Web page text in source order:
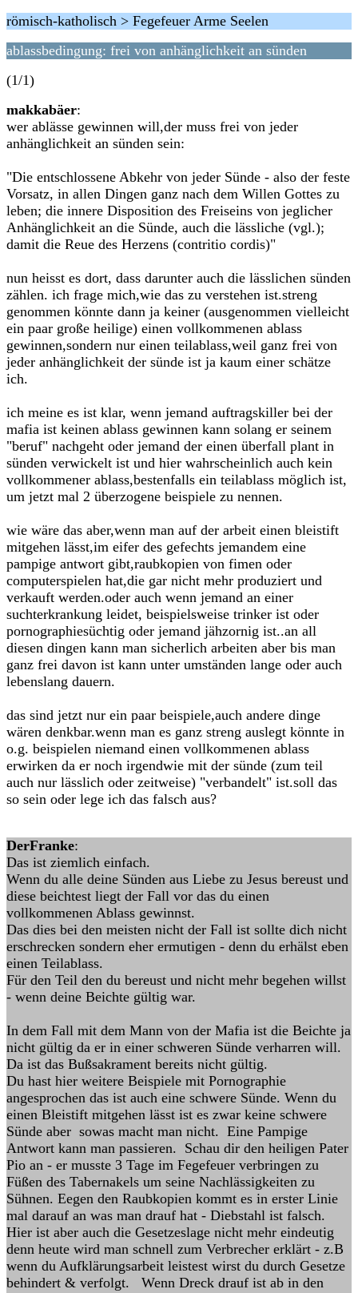
römisch-katholisch > Fegefeuer Arme Seelen
ablassbedingung: frei von anhänglichkeit an sünden
(1/1)
makkabäer:
wer ablässe gewinnen will,der muss frei von jeder
anhänglichkeit an sünden sein:
"Die entschlossene Abkehr von jeder Sünde - also der feste
Vorsatz, in allen Dingen ganz nach dem Willen Gottes zu
leben; die innere Disposition des Freiseins von jeglicher
Anhänglichkeit an die Sünde, auch die lässliche (vgl.);
damit die Reue des Herzens (contritio cordis)"
nun heisst es dort, dass darunter auch die lässlichen sünden
zählen. ich frage mich,wie das zu verstehen ist.streng
genommen könnte dann ja keiner (ausgenommen vielleicht
ein paar große heilige) einen vollkommenen ablass
gewinnen,sondern nur einen teilablass,weil ganz frei von
jeder anhänglichkeit der sünde ist ja kaum einer schätze
ich.
ich meine es ist klar, wenn jemand auftragskiller bei der
mafia ist keinen ablass gewinnen kann solang er seinem
"beruf" nachgeht oder jemand der einen überfall plant in
sünden verwickelt ist und hier wahrscheinlich auch kein
vollkommener ablass,bestenfalls ein teilablass möglich ist,
um jetzt mal 2 überzogene beispiele zu nennen.
wie wäre das aber,wenn man auf der arbeit einen bleistift
mitgehen lässt,im eifer des gefechts jemandem eine
pampige antwort gibt,raubkopien von fimen oder
computerspielen hat,die gar nicht mehr produziert und
verkauft werden.oder auch wenn jemand an einer
suchterkrankung leidet, beispielsweise trinker ist oder
pornographiesüchtig oder jemand jähzornig ist..an all
diesen dingen kann man sicherlich arbeiten aber bis man
ganz frei davon ist kann unter umständen lange oder auch
lebenslang dauern.
das sind jetzt nur ein paar beispiele,auch andere dinge
wären denkbar.wenn man es ganz streng auslegt könnte in
o.g. beispielen niemand einen vollkommenen ablass
erwirken da er noch irgendwie mit der sünde (zum teil
auch nur lässlich oder zeitweise) "verbandelt" ist.soll das
so sein oder lege ich das falsch aus?
DerFranke:
Das ist ziemlich einfach.
Wenn du alle deine Sünden aus Liebe zu Jesus bereust und
diese beichtest liegt der Fall vor das du einen
vollkommenen Ablass gewinnst.
Das dies bei den meisten nicht der Fall ist sollte dich nicht
erschrecken sondern eher ermutigen - denn du erhälst eben
einen Teilablass.
Für den Teil den du bereust und nicht mehr begehen willst
- wenn deine Beichte gültig war.
In dem Fall mit dem Mann von der Mafia ist die Beichte ja
nicht gültig da er in einer schweren Sünde verharren will.
Da ist das Bußsakrament bereits nicht gültig.
Du hast hier weitere Beispiele mit Pornographie
angesprochen das ist auch eine schwere Sünde. Wenn du
einen Bleistift mitgehen lässt ist es zwar keine schwere
Sünde aber sowas macht man nicht. Eine Pampige
Antwort kann man passieren. Schau dir den heiligen Pater
Pio an - er musste 3 Tage im Fegefeuer verbringen zu
Füßen des Tabernakels um seine Nachlässigkeiten zu
Sühnen. Eegen den Raubkopien kommt es in erster Linie
mal darauf an was man drauf hat - Diebstahl ist falsch.
Hier ist aber auch die Gesetzeslage nicht mehr eindeutig
denn heute wird man schnell zum Verbrecher erklärt - z.B
wenn du Aufklärungsarbeit leistest wirst du durch Gesetze
behindert & verfolgt. Wenn Dreck drauf ist ab in den